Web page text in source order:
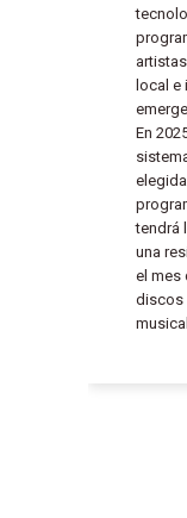
local e
En
tendrá
una
el mes
discos